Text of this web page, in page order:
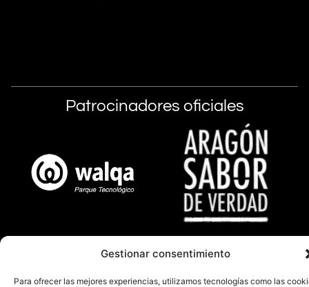
Gestionar consentimiento
Para ofrecer las mejores experiencias, utilizamos tecnologías como las
Patrocinadores oficiales